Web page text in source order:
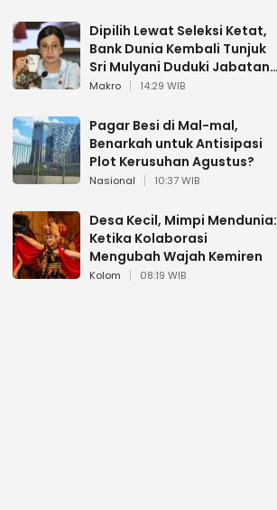
Dipilih Lewat Seleksi Ketat,
Bank Dunia Kembali Tunjuk
Sri Mulyani Duduki Jabatan
Strategis
Makro 14:29 WIB
Pagar Besi di Mal-mal,
Benarkah untuk Antisipasi
Plot Kerusuhan Agustus?
Nasional 10:37 WIB
Desa Kecil, Mimpi Mendunia:
Ketika Kolaborasi
Mengubah Wajah Kemiren
Kolom 08:19 WIB